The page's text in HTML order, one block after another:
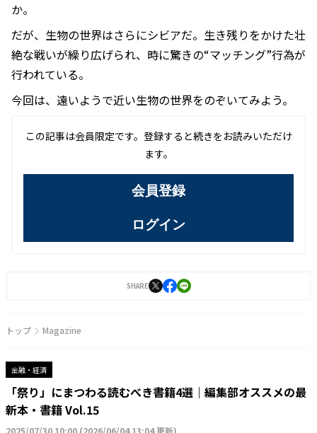
か。
だが、生物の世界はさらにシビアだ。生き残りをかけた壮
絶な戦いが繰り広げられ、時に驚きの“マッチング”行為が
行われている。
今回は、遠いようで近い生物の世界をのぞいてみよう。
この記事は会員限定です。登録すると続きをお読みいただけ
ます。
会員登録
ログイン
SHARE
トップ Magazine
金融・経済
「祭り」にまつわる読むべき書籍4選｜編集部オススメの最
新本・書籍 Vol.15
2025/07/30 10:00 (2026/06/04 13:04 更新)